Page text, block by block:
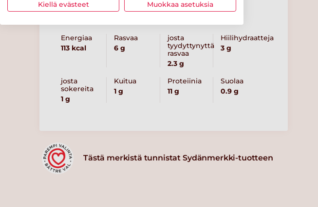
Ravintosisältö/ 100 g
Energiaa
113 kcal
Rasvaa
6 g
josta
tyydyttynyttä
rasvaa
2.3 g
Hiilihydraatteja
3 g
josta
sokereita
1 g
Kuitua
1 g
Proteiinia
11 g
Suolaa
0.9 g
Tästä merkistä tunnistat Sydänmerkki-tuotteen
Kiellä evästeet Muokkaa asetuksia